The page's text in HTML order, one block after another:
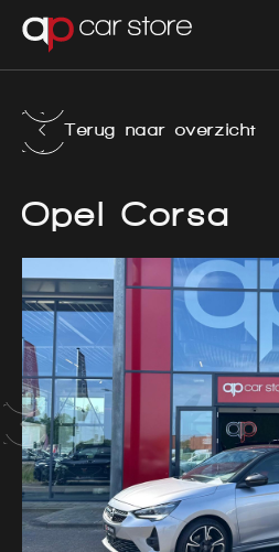
Terug naar overzicht
Opel Corsa